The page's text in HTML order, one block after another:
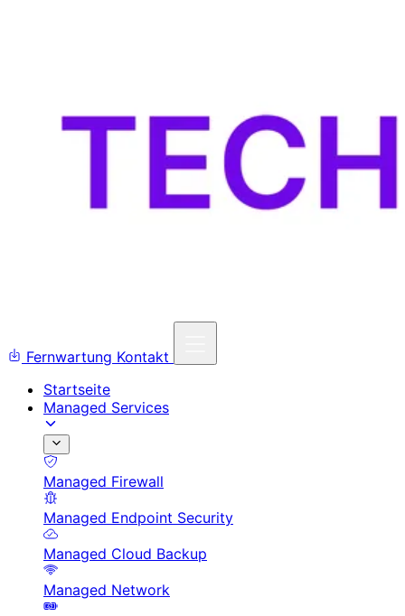
Fernwartung Kontakt
Startseite
Managed Services
Managed Firewall
Managed Endpoint Security
Managed Cloud Backup
Managed Network